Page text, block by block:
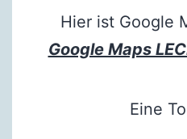
Hier ist Google
Google Maps
Eine